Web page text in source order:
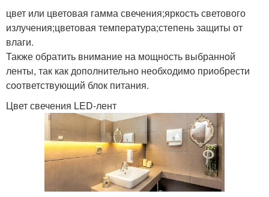
цвет или цветовая гамма свечения;яркость светового
излучения;цветовая температура;степень защиты от
влаги.
Также обратить внимание на мощность выбранной
ленты, так как дополнительно необходимо приобрести
соответствующий блок питания.
Цвет свечения LED-лент